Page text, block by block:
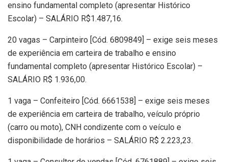
ensino fundamental completo (apresentar Histórico
Escolar) – SALÁRIO R$1.487,16.
20 vagas – Carpinteiro [Cód. 6809849] – exige seis meses
de experiência em carteira de trabalho e ensino
fundamental completo (apresentar Histórico Escolar) –
SALÁRIO R$ 1.936,00.
1 vaga – Confeiteiro [Cód. 6661538] – exige seis meses
de experiência em carteira de trabalho, veículo próprio
(carro ou moto), CNH condizente com o veículo e
disponibilidade de horários – SALÁRIO R$ 2.223,23.